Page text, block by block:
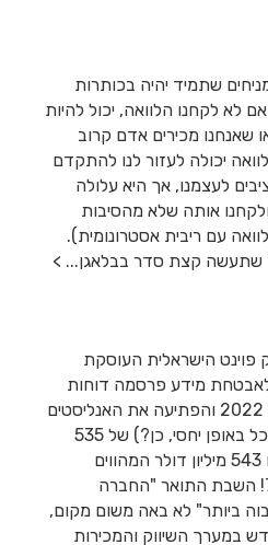
שתמיד יהיה בכותרות
אם לא לקחנו הלוואה, יכול להיות
שאנחנו מכירים אדם קרוב
יכולה לעזור לנו להתקדם
לעצמנו, אך היא עלולה
אותה שלא מהסיבות
עם ריבית אסטרונומית).
שתעשה קצת סדר בבלאגן... >
הישראלית העוסקת
לאבטחת מידע פרסמה דוחות
כספיים לרבעון הראשון של 2022 והפתיעה את האנליסטים
שצפו להכנסות נמוכות (הכל באופן יחסי, כן?) של 535
מיליון דולר וזו הפתיעה עם 543 מיליון דולר המהווים
צמיחה בקצב שנתי של 7%! השבת התואר "החברה
ביותר" לא באה משום מקום,
במערך השיווק והמכירות